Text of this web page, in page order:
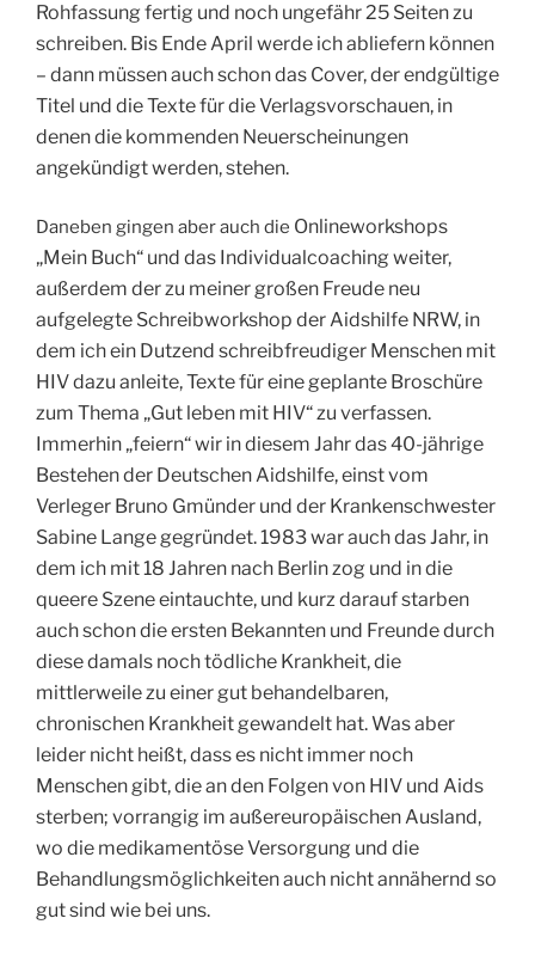
Rohfassung fertig und noch ungefähr 25 Seiten zu
schreiben. Bis Ende April werde ich abliefern können
– dann müssen auch schon das Cover, der endgültige
Titel und die Texte für die Verlagsvorschauen, in
denen die kommenden Neuerscheinungen
angekündigt werden, stehen.
Daneben gingen aber auch die Onlineworkshops
„Mein Buch“ und das Individualcoaching weiter,
außerdem der zu meiner großen Freude neu
aufgelegte Schreibworkshop der Aidshilfe NRW, in
dem ich ein Dutzend schreibfreudiger Menschen mit
HIV dazu anleite, Texte für eine geplante Broschüre
zum Thema „Gut leben mit HIV“ zu verfassen.
Immerhin „feiern“ wir in diesem Jahr das 40-jährige
Bestehen der Deutschen Aidshilfe, einst vom
Verleger Bruno Gmünder und der Krankenschwester
Sabine Lange gegründet. 1983 war auch das Jahr, in
dem ich mit 18 Jahren nach Berlin zog und in die
queere Szene eintauchte, und kurz darauf starben
auch schon die ersten Bekannten und Freunde durch
diese damals noch tödliche Krankheit, die
mittlerweile zu einer gut behandelbaren,
chronischen Krankheit gewandelt hat. Was aber
leider nicht heißt, dass es nicht immer noch
Menschen gibt, die an den Folgen von HIV und Aids
sterben; vorrangig im außereuropäischen Ausland,
wo die medikamentöse Versorgung und die
Behandlungsmöglichkeiten auch nicht annähernd so
gut sind wie bei uns.